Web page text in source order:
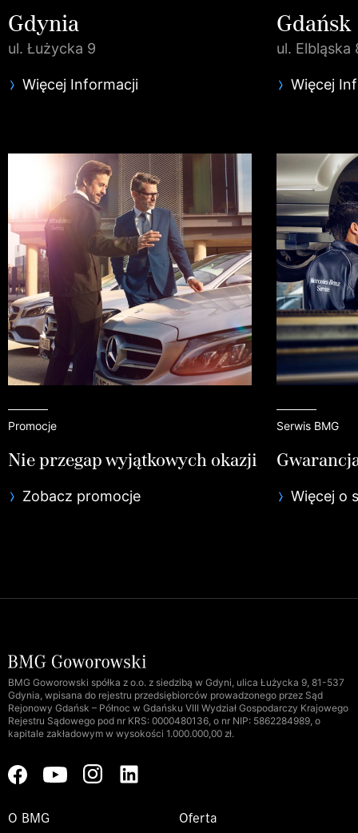
Gdynia
ul. Łużycka 9
Więcej Informacji
Gdańsk
ul. Elbląska
Więcej
Promocje
Nie przegap wyjątkowych okazji
Zobacz promocje
Serwis BMG
Więcej o
BMG Goworowski spółka z o.o. z siedzibą w Gdyni, ulica Łużycka 9, 81-537
Gdynia, wpisana do rejestru przedsiębiorców prowadzonego przez Sąd
Rejonowy Gdańsk – Północ w Gdańsku VIII Wydział Gospodarczy Krajowego
Rejestru Sądowego pod nr KRS: 0000480136, o nr NIP: 5862284989, o
kapitale zakładowym w wysokości 1.000.000,00 zł.
O BMG Oferta